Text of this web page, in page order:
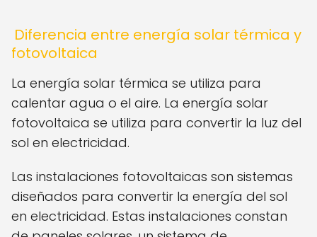
Diferencia entre energía solar térmica y
fotovoltaica
La energía solar térmica se utiliza para
calentar agua o el aire. La energía solar
fotovoltaica se utiliza para convertir la luz del
sol en electricidad.
Las instalaciones fotovoltaicas son sistemas
diseñados para convertir la energía del sol
en electricidad. Estas instalaciones constan